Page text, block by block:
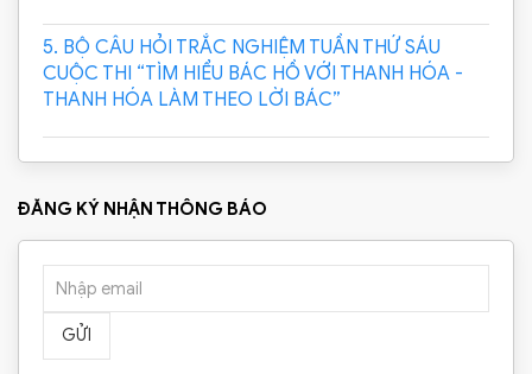
5. BỘ CÂU HỎI TRẮC NGHIỆM TUẦN THỨ SÁU
CUỘC THI “TÌM HIỂU BÁC HỒ VỚI THANH HÓA -
THANH HÓA LÀM THEO LỜI BÁC”
ĐĂNG KÝ NHẬN THÔNG BÁO
GỬI